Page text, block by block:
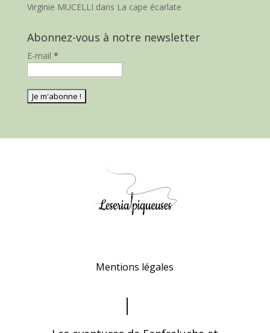
Virginie MUCELLI dans La cape écarlate
Abonnez-vous à notre newsletter
E-mail *
Mentions légales